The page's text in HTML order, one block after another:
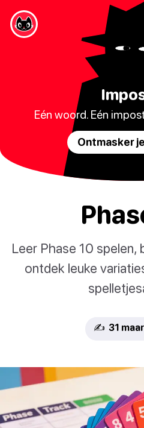
Eén woord. Eén
Ontmasker
Leer Phase 10 spelen,
ontdek leuke
✍️ 31